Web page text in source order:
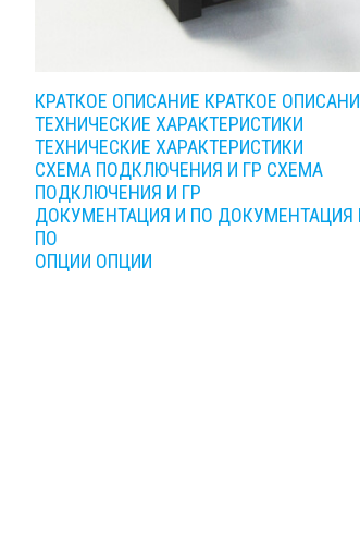
КРАТКОЕ ОПИСАНИЕ КРАТКОЕ
ТЕХНИЧЕСКИЕ ХАРАКТЕРИСТИКИ
ТЕХНИЧЕСКИЕ ХАРАКТЕРИСТИКИ
СХЕМА ПОДКЛЮЧЕНИЯ И ГР СХЕМА
ПОДКЛЮЧЕНИЯ И ГР
ДОКУМЕНТАЦИЯ И ПО ДОКУМЕНТАЦИЯ
ПО
ОПЦИИ ОПЦИИ